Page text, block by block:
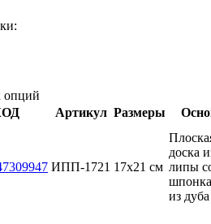
опций
Артикул Размеры
ИПП-1721 17х21 см
доска
липы
из дуба